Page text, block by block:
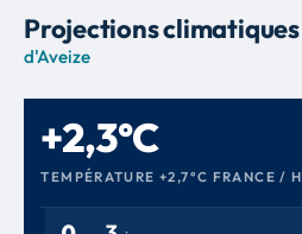
Projections climatiques
d'Aveize
+2,3°C
TEMPÉRATURE +2,7°C FRANCE /